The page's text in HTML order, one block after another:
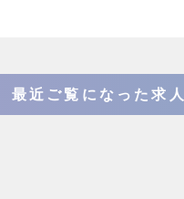
最近ご覧になった求